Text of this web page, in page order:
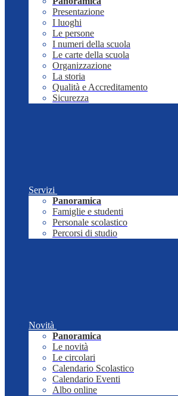
Presentazione
I luoghi
Le persone
I numeri della scuola
Le carte della scuola
Organizzazione
La storia
Qualità e Accreditamento
Sicurezza
Servizi
Panoramica
Famiglie e studenti
Personale scolastico
Percorsi di studio
Novità
Panoramica
Le novità
Le circolari
Calendario Scolastico
Calendario Eventi
Albo online